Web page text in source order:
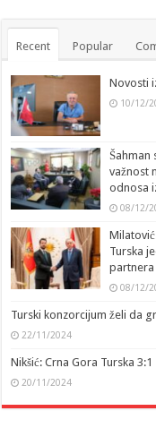
Recent Popular
Novosti
10/12/
Šahman
važnost
odnosa
08/12/
Turska
partnera
08/12/
Turski konzorcijum želi da
22/11/2024
Nikšić: Crna Gora Turska 3:1
20/11/2024